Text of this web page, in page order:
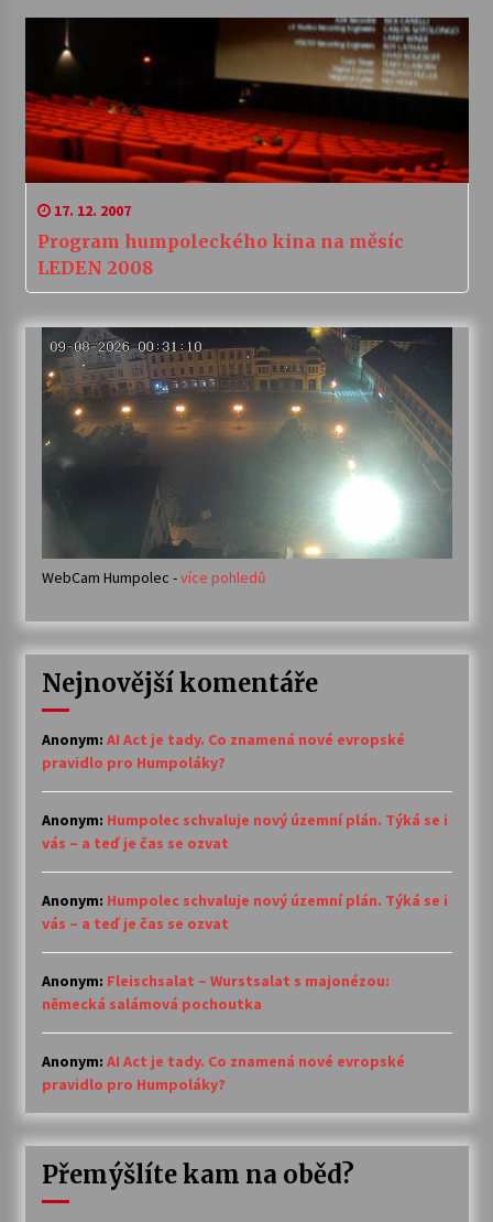
17. 12. 2007
Program humpoleckého kina na měsíc
LEDEN 2008
WebCam Humpolec -více pohledů
Nejnovější komentáře
Anonym: AI Act je tady. Co znamená nové evropské
pravidlo pro Humpoláky?
Anonym: Humpolec schvaluje nový územní plán. Týká se i
vás – a teď je čas se ozvat
Anonym: Humpolec schvaluje nový územní plán. Týká se i
vás – a teď je čas se ozvat
Anonym: Fleischsalat – Wurstsalat s majonézou:
německá salámová pochoutka
Anonym: AI Act je tady. Co znamená nové evropské
pravidlo pro Humpoláky?
Přemýšlíte kam na oběd?